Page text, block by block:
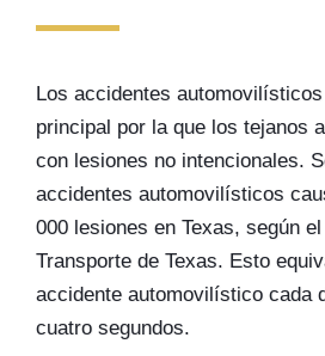
Los accidentes
principal por la que los tejanos
con lesiones no intencionales.
accidentes automovilísticos
000 lesiones en Texas, según
Transporte de Texas. Esto
accidente automovilístico cada
cuatro segundos.